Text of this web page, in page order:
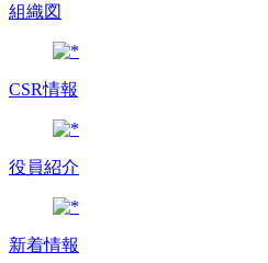
組織図
CSR情報
役員紹介
新着情報